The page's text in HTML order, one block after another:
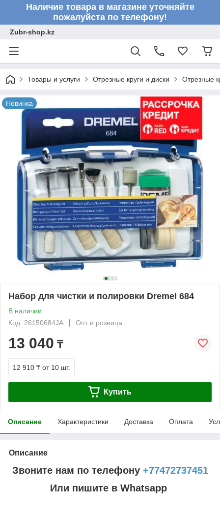
Наличие товара в магазине уточняйте
пожалуйста по телефону!
Zubr-shop.kz
Товары и услуги Отрезные круги и диски Отрезные
Новинка
Набор для чистки и полировки Dremel 684
В наличии
Код: 26150684JA
Опт и розница
13 040 ₸
12 910 ₸ от 10 шт.
Купить
Описание Характеристики Доставка Оплата
Описание
Звоните нам по телефону +77472737451
Или пишите в Whatsapp